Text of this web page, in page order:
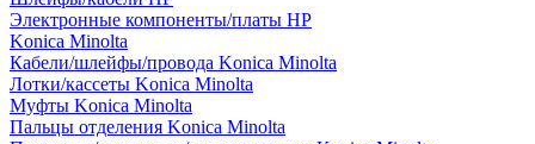
Электронные компоненты/платы HP
Konica Minolta
Кабели/шлейфы/провода Konica Minolta
Лотки/кассеты Konica Minolta
Муфты Konica Minolta
Пальцы отделения Konica Minolta